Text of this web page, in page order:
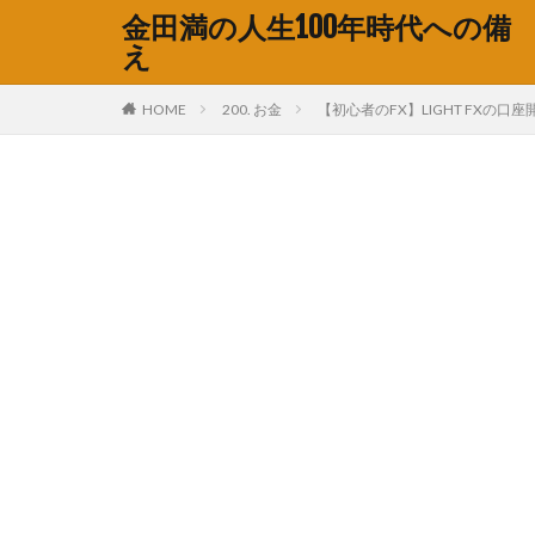
金田満の人生100年時代への備
え
HOME 200. お金 【初心者のFX】LIGHT FXの口座